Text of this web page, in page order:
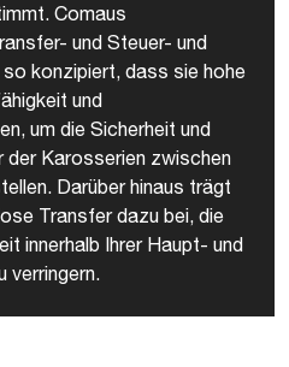
Comaus
und Steuer- und
konzipiert, dass sie hohe
und
um die Sicherheit und
der Karosserien zwischen
Darüber hinaus trägt
Transfer dazu bei, die
innerhalb Ihrer Haupt- und
verringern.